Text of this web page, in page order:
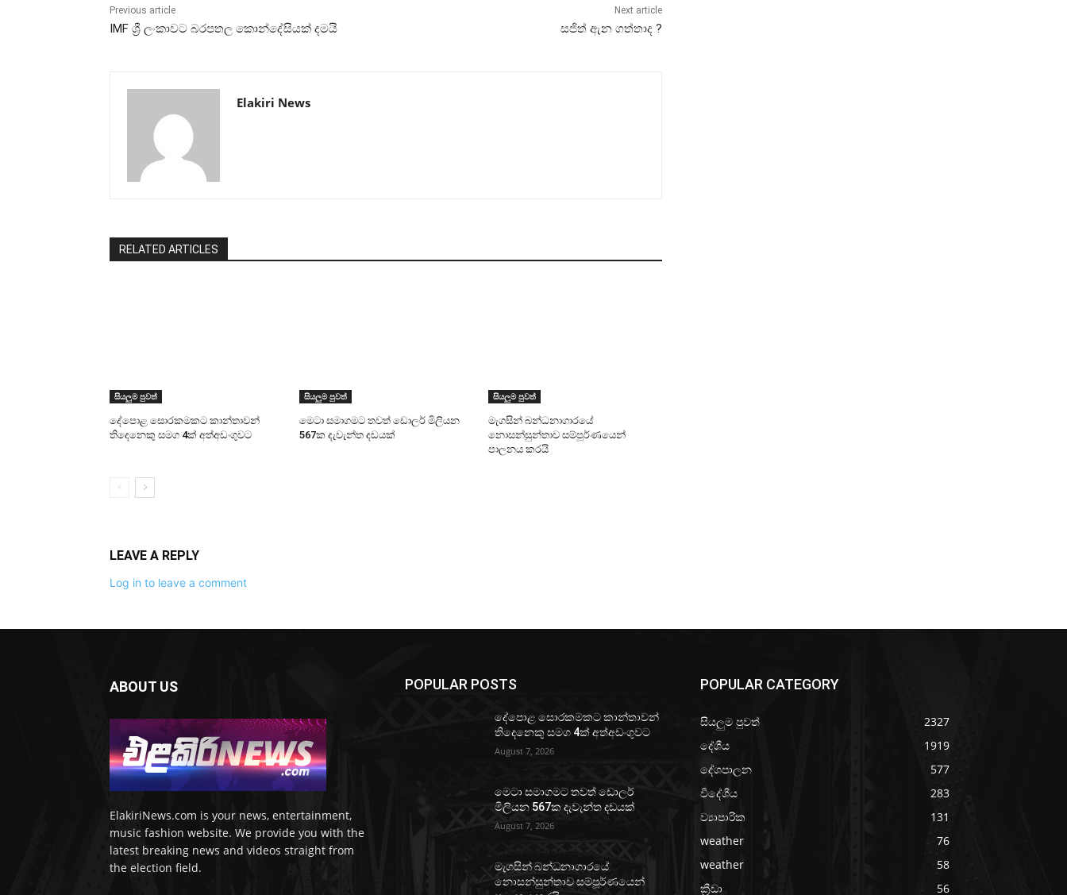
Previous article
IMF ශ්‍රී ලංකාවට බරපතල කොන්දේසියක් දමයි
Next article
සජිත් ඇන ගත්තාද ?
Elakiri News
RELATED ARTICLES
සියලුම පුවත්
දේපොළ සොරකමකට කාන්තාවන්
තිදෙනෙකු සමග 4ක් අත්අඩංගුවට
සියලුම පුවත්
මෙටා සමාගමට තවත් ඩොලර් මිලියන
567ක දැවැන්ත දඩයක්
සියලුම පුවත්
මැගසින් බන්ධනාගාරයේ
නොසන්සුන්තාව සම්පූර්ණයෙන්
පාලනය කරයි
LEAVE A REPLY
Log in to leave a comment
ABOUT US
ElakiriNews.com is your news, entertainment,
music fashion website. We provide you with the
latest breaking news and videos straight from
the election field.
POPULAR POSTS
දේපොළ සොරකමකට කාන්තාවන්
තිදෙනෙකු සමග 4ක් අත්අඩංගුවට
August 7, 2026
මෙටා සමාගමට තවත් ඩොලර්
මිලියන 567ක දැවැන්ත දඩයක්
August 7, 2026
මැගසින් බන්ධනාගාරයේ
නොසන්සුන්තාව සම්පූර්ණයෙන්
POPULAR CATEGORY
සියලුම පුවත්
2327
දේශීය
1919
දේශපාලන
577
විදේශීය
283
ව්‍යාපාරික
131
weather
76
weather
58
ක්‍රීඩා
56